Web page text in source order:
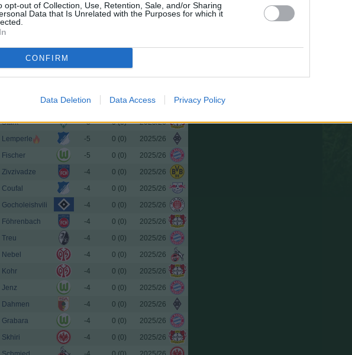
opt-out of Collection, Use, Retention, Sale, and/or Sharing
Data that Is Unrelated with the Purposes for which it
CONFIRM
Data Deletion Data Access Privacy Policy
Jeong -5 0 (0)
2025/26
Boey
Karazor
-5 0 (0)
2025/26
Stark -5 0 (0)
2025/26
Lemperle -5 0 (0)
2025/26
Fischer -5 0 (0)
2025/26
Zivzivadze -4 0 (0)
2025/26
Coufal -4 0 (0)
2025/26
Gocholeishvili -4 0 (0)
2025/26
Föhrenbach -4 0 (0)
2025/26
Treu -4 0 (0)
2025/26
Nebel -4 0 (0)
2025/26
Kohr -4 0 (0)
2025/26
Jenz -4 0 (0)
2025/26
Dahmen -4 0 (0)
2025/26
Grabara -4 0 (0)
2025/26
Skhiri -4 0 (0)
2025/26